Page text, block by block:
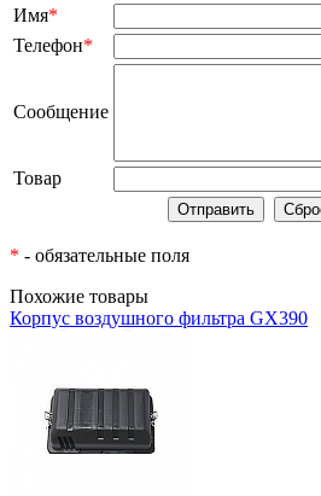
Имя*
Телефон*
Сообщение
Товар
* - обязательные поля
Похожие товары
Корпус воздушного фильтра GX390